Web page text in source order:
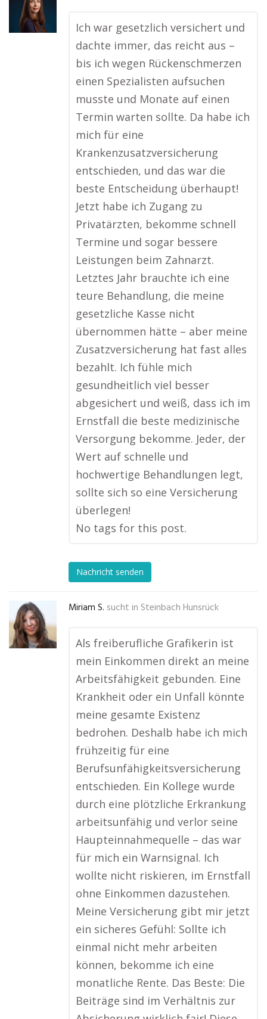
Ich war gesetzlich versichert und
dachte immer, das reicht aus –
bis ich wegen Rückenschmerzen
einen Spezialisten aufsuchen
musste und Monate auf einen
Termin warten sollte. Da habe ich
mich für eine
Krankenzusatzversicherung
entschieden, und das war die
beste Entscheidung überhaupt!
Jetzt habe ich Zugang zu
Privatärzten, bekomme schnell
Termine und sogar bessere
Leistungen beim Zahnarzt.
Letztes Jahr brauchte ich eine
teure Behandlung, die meine
gesetzliche Kasse nicht
übernommen hätte – aber meine
Zusatzversicherung hat fast alles
bezahlt. Ich fühle mich
gesundheitlich viel besser
abgesichert und weiß, dass ich im
Ernstfall die beste medizinische
Versorgung bekomme. Jeder, der
Wert auf schnelle und
hochwertige Behandlungen legt,
sollte sich so eine Versicherung
überlegen!
No tags for this post.
Nachricht senden
Miriam S. sucht in Steinbach Hunsrück
Als freiberufliche Grafikerin ist
mein Einkommen direkt an meine
Arbeitsfähigkeit gebunden. Eine
Krankheit oder ein Unfall könnte
meine gesamte Existenz
bedrohen. Deshalb habe ich mich
frühzeitig für eine
Berufsunfähigkeitsversicherung
entschieden. Ein Kollege wurde
durch eine plötzliche Erkrankung
arbeitsunfähig und verlor seine
Haupteinnahmequelle – das war
für mich ein Warnsignal. Ich
wollte nicht riskieren, im Ernstfall
ohne Einkommen dazustehen.
Meine Versicherung gibt mir jetzt
ein sicheres Gefühl: Sollte ich
einmal nicht mehr arbeiten
können, bekomme ich eine
monatliche Rente. Das Beste: Die
Beiträge sind im Verhältnis zur